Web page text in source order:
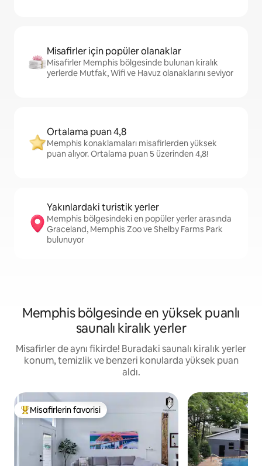
Misafirler için popüler olanaklar
Misafirler Memphis bölgesinde bulunan kiralık
yerlerde Mutfak, Wifi ve Havuz olanaklarını seviyor
Ortalama puan 4,8
Memphis konaklamaları misafirlerden yüksek
puan alıyor. Ortalama puan 5 üzerinden 4,8!
Yakınlardaki turistik yerler
Memphis bölgesindeki en popüler yerler arasında
Graceland, Memphis Zoo ve Shelby Farms Park
bulunuyor
Memphis bölgesinde en yüksek puanlı
saunalı kiralık yerler
Misafirler de aynı fikirde! Buradaki saunalı kiralık yerler
konum, temizlik ve benzeri konularda yüksek puan
aldı.
Misafirlerin favorilerinden en beğenilenler arasında
Misafirlerin favorisi